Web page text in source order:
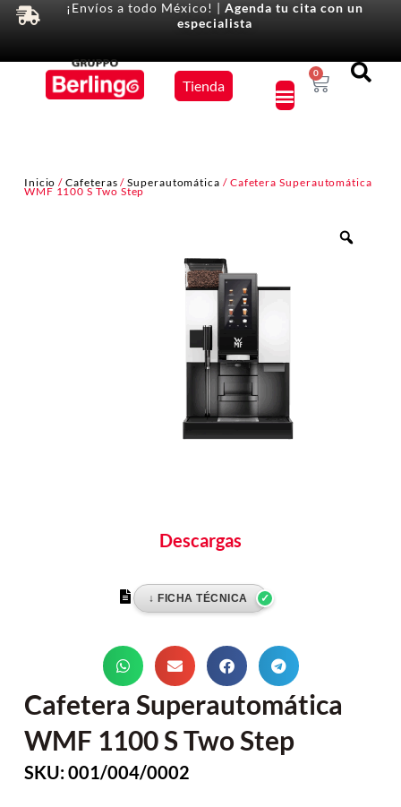
¡Envíos a todo México! | Agenda tu cita con un
especialista
Tienda
0
Inicio /Cafeteras /Superautomática / Cafetera Superautomática
WMF 1100 S Two Step
Descargas
Cafetera Superautomática
WMF 1100 S Two Step
SKU: 001/004/0002